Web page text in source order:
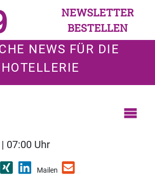
NEWSLETTER
BESTELLEN
NEWS FÜR DIE
HOTELLERIE
07:00 Uhr
Mailen